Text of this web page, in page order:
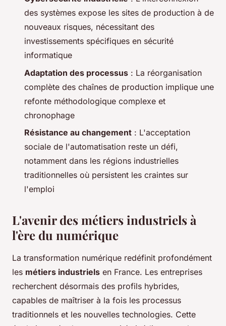
des systèmes expose les sites de production à de
nouveaux risques, nécessitant des
investissements spécifiques en sécurité
informatique
Adaptation des processus : La réorganisation
complète des chaînes de production implique une
refonte méthodologique complexe et
chronophage
Résistance au changement : L'acceptation
sociale de l'automatisation reste un défi,
notamment dans les régions industrielles
traditionnelles où persistent les craintes sur
l'emploi
L'avenir des métiers industriels à
l'ère du numérique
La transformation numérique redéfinit profondément
les métiers industriels en France. Les entreprises
recherchent désormais des profils hybrides,
capables de maîtriser à la fois les processus
traditionnels et les nouvelles technologies. Cette